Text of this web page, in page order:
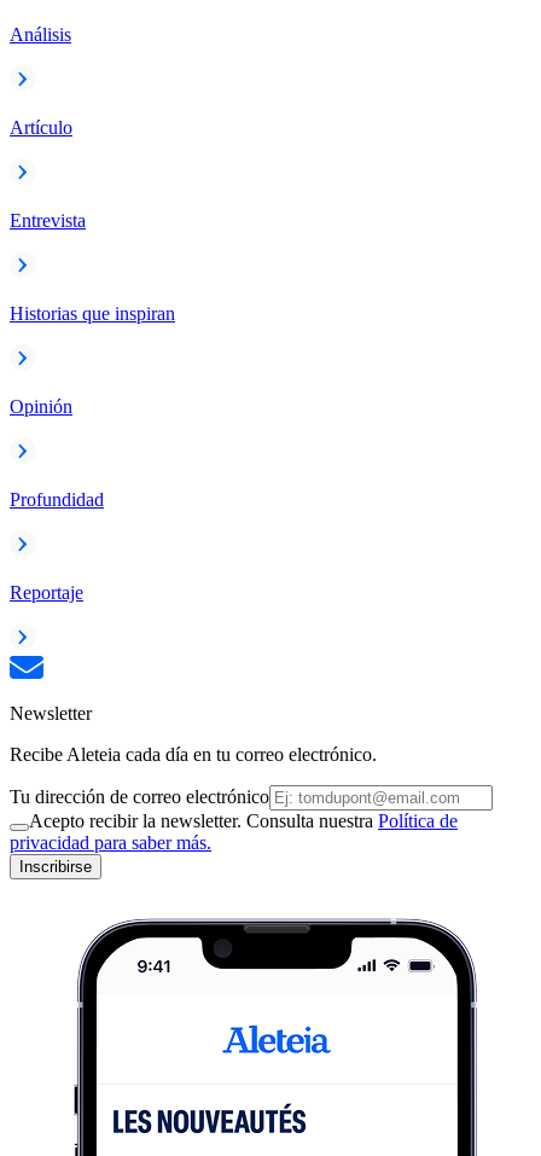
Análisis
Artículo
Entrevista
Historias que inspiran
Opinión
Profundidad
Reportaje
Newsletter
Recibe Aleteia cada día en tu correo electrónico.
Tu dirección de correo electrónico
Acepto recibir la newsletter. Consulta nuestra Política de
privacidad para saber más.
Inscribirse